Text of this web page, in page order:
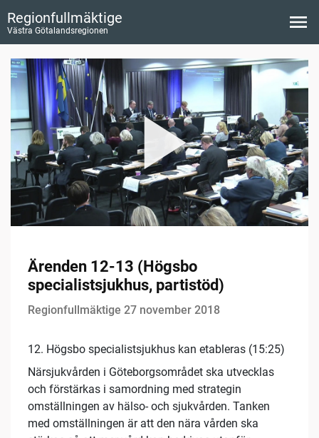
Regionfullmäktige
Västra Götalandsregionen
Ärenden 12-13 (Högsbo
specialistsjukhus, partistöd)
Regionfullmäktige 27 november 2018
12. Högsbo specialistsjukhus kan etableras (15:25)
Närsjukvården i Göteborgsområdet ska utvecklas
och förstärkas i samordning med strategin
omställningen av hälso- och sjukvården. Tanken
med omställningen är att den nära vården ska